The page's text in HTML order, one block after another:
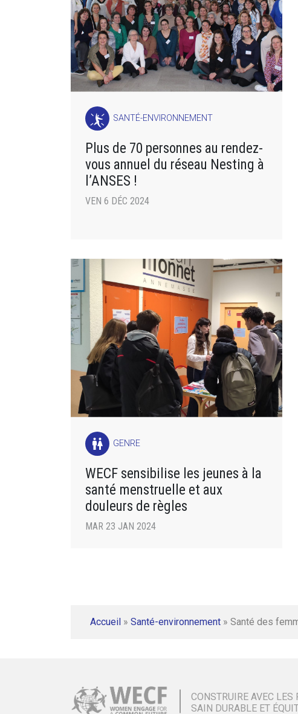
SANTÉ-ENVIRONNEMENT
Plus de 70 personnes au rendez-
vous annuel du réseau Nesting à
l’ANSES !
VEN 6 DÉC 2024
wc GENRE
WECF sensibilise les jeunes à la
santé menstruelle et aux
douleurs de règles
MAR 23 JAN 2024
Accueil » Santé-environnement » Santé des
CONSTRUIRE AVEC
SAIN DURABLE ET